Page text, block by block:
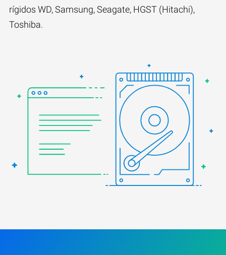
rígidos WD, Samsung, Seagate, HGST (Hitachi),
Toshiba.